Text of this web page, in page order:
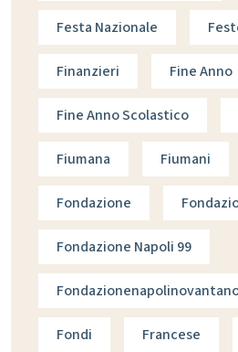
Festa Nazionale
Finanzieri Fine Anno
Fine Anno Scolastico
Fiumana Fiumani
Fondazione
Fondazione Napoli 99
Fondi Francese